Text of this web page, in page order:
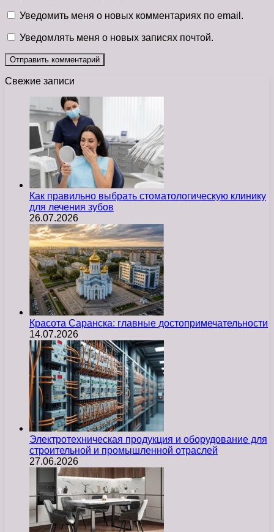
Уведомить меня о новых комментариях по email.
Уведомлять меня о новых записях почтой.
Свежие записи
Как правильно выбрать стоматологическую клинику
для лечения зубов
26.07.2026
Красота Саранска: главные достопримечательности
14.07.2026
Электротехническая продукция и оборудование для
строительной и промышленной отраслей
27.06.2026